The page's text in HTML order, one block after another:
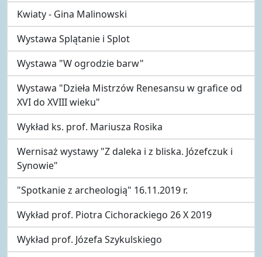
Kwiaty - Gina Malinowski
Wystawa Splątanie i Splot
Wystawa "W ogrodzie barw"
Wystawa "Dzieła Mistrzów Renesansu w grafice od
XVI do XVIII wieku"
Wykład ks. prof. Mariusza Rosika
Wernisaż wystawy "Z daleka i z bliska. Józefczuk i
Synowie"
"Spotkanie z archeologią" 16.11.2019 r.
Wykład prof. Piotra Cichorackiego 26 X 2019
Wykład prof. Józefa Szykulskiego